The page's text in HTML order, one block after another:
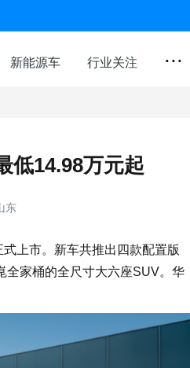
新能源车 行业关注 ...
低14.98万元起
东
上市。新车共推出四款配置版
全家桶的全尺寸大六座SUV。华